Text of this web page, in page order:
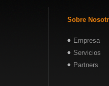
Sobre
Empresa
Servicios
Partners